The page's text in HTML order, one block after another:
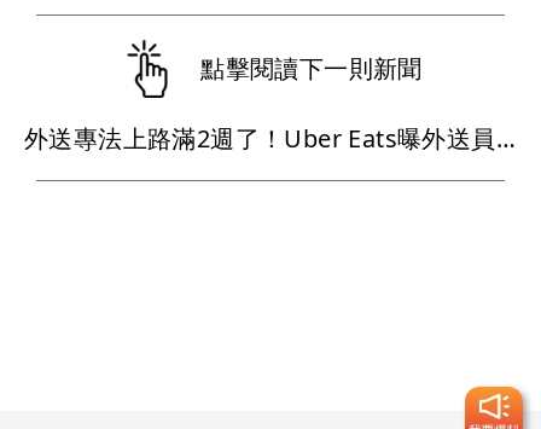
點擊閱讀下一則新聞
外送專法上路滿2週了！Uber Eats曝外送員收益變化